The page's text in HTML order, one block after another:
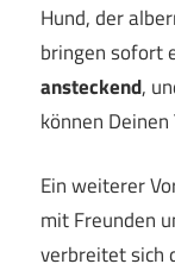
Hund, der
bringen sofort
ansteckend,
können
Ein weiterer
mit Freunden
verbreitet sich